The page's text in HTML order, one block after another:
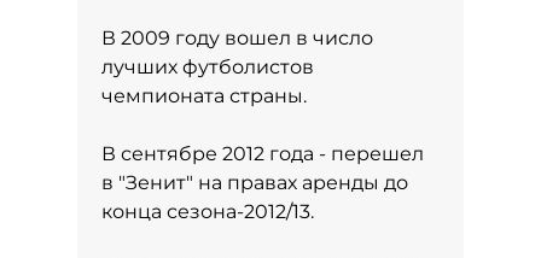
В 2009 году вошел в число
лучших футболистов
чемпионата страны.
В сентябре 2012 года - перешел
в "Зенит" на правах аренды до
конца сезона-2012/13.